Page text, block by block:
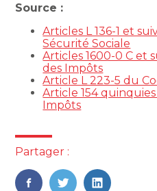
Source :
Articles L 136-1 et
Sécurité Sociale
Articles 1600-0 C et
des Impôts
Article L 223-5 du
Article 154
Impôts
Partager :